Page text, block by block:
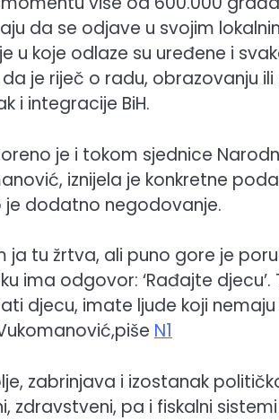
da se odjave u svojim
u koje odlaze su uređene i
je riječ o radu, obrazovanju ili
i integracije BiH.
je i tokom sjednice
iznijela je konkretne
je dodatno negodovanje.
ja tu žrtva, ali puno gore je
ima odgovor: ‘Rađajte
djecu, imate ljude koji
N1
zabrinjava i izostanak
zdravstveni, pa i fiskalni sistemi